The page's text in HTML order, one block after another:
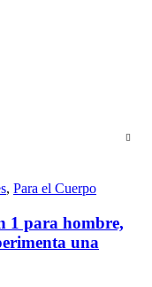
, Para el Cuerpo
1 para hombre,
una